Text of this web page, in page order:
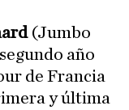
(Jumbo
año
de Francia
y última